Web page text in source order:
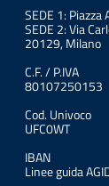
SEDE 1: Piazza
SEDE 2: Via
20129, Milano
C.F. / P.IVA
80107250153
Cod. Univoco
UFC0WT
IBAN
Linee guida